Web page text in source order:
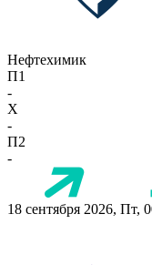
Нефтехимик
П1
-
X
-
П2
-
18 сентября 2026, Пт,